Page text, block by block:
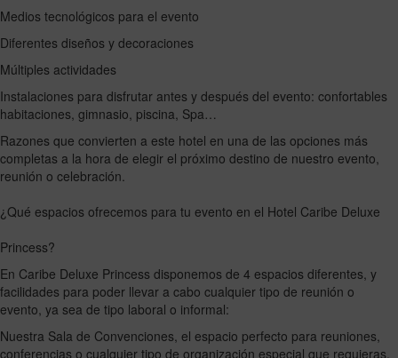
Medios tecnológicos para el evento
Diferentes diseños y decoraciones
Múltiples actividades
Instalaciones para disfrutar antes y después del evento: confortables
habitaciones, gimnasio, piscina, Spa…
Razones que convierten a este hotel en una de las opciones más
completas a la hora de elegir el próximo destino de nuestro evento,
reunión o celebración.
¿Qué espacios ofrecemos para tu evento en el Hotel Caribe Deluxe
Princess?
En Caribe Deluxe Princess disponemos de 4 espacios diferentes, y
facilidades para poder llevar a cabo cualquier tipo de reunión o
evento, ya sea de tipo laboral o informal:
Nuestra Sala de Convenciones, el espacio perfecto para reuniones,
conferencias o cualquier tipo de organización especial que requieras.